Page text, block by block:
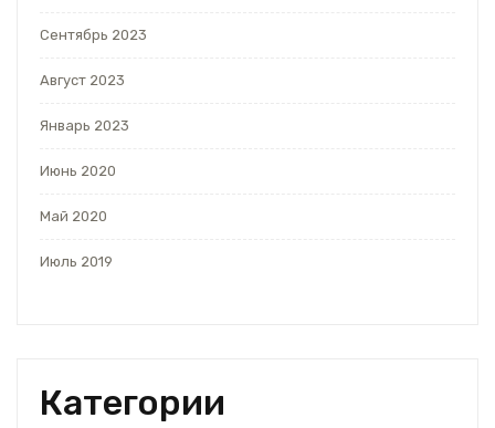
Сентябрь 2023
Август 2023
Январь 2023
Июнь 2020
Май 2020
Июль 2019
Категории